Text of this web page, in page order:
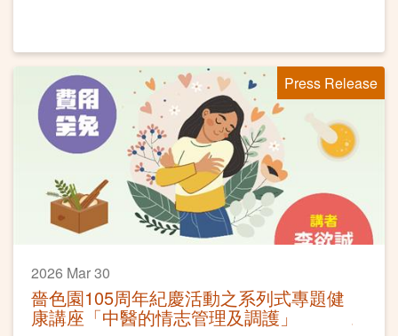
Press Release
2026 Mar 30
嗇色園105周年紀慶活動之系列式專題健
康講座「中醫的情志管理及調護」